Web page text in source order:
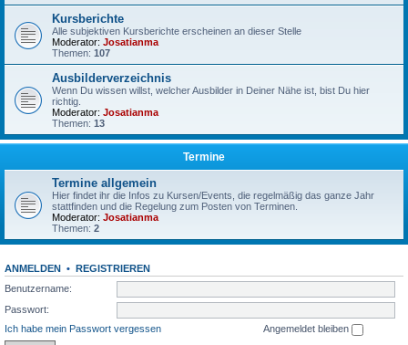
Kursberichte
Alle subjektiven Kursberichte erscheinen an dieser Stelle
Moderator: Josatianma
Themen: 107
Ausbilderverzeichnis
Wenn Du wissen willst, welcher Ausbilder in Deiner Nähe ist, bist Du hier
richtig.
Moderator: Josatianma
Themen: 13
Termine
Termine allgemein
Hier findet ihr die Infos zu Kursen/Events, die regelmäßig das ganze Jahr
stattfinden und die Regelung zum Posten von Terminen.
Moderator: Josatianma
Themen: 2
ANMELDEN • REGISTRIEREN
Benutzername:
Passwort:
Ich habe mein Passwort vergessen
Angemeldet bleiben